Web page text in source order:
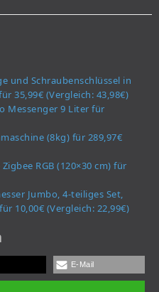
und Schraubenschlüssel in
35,99€ (Vergleich: 43,98€)
Messenger 9 Liter für
(8kg) für 289,97€
RGB (120×30 cm) für
Jumbo, 4-teiliges Set,
10,00€ (Vergleich: 22,99€)
E-Mail